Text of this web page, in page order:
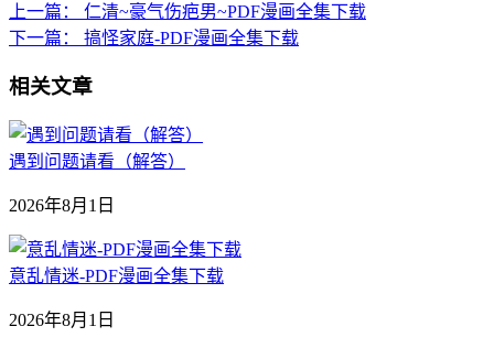
上一篇：
仁清~豪气伤疤男~PDF漫画全集下载
下一篇：
搞怪家庭-PDF漫画全集下载
相关文章
遇到问题请看（解答）
2026年8月1日
意乱情迷-PDF漫画全集下载
2026年8月1日